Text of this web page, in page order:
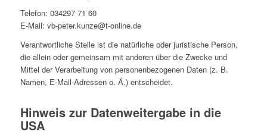
Telefon: 034297 71 60
E-Mail: vb-peter.kunze@t-online.de
Verantwortliche Stelle ist die natürliche oder juristische Person,
die allein oder gemeinsam mit anderen über die Zwecke und
Mittel der Verarbeitung von personenbezogenen Daten (z. B.
Namen, E-Mail-Adressen o. Ä.) entscheidet.
Hinweis zur Datenweitergabe in die
USA